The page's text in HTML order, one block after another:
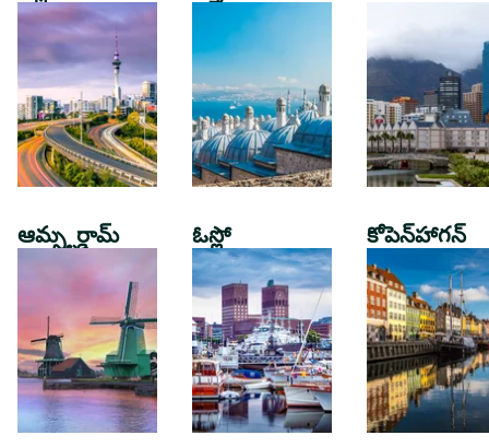
ఆమ్స్టర్డామ్ ఓస్లో కోపెన్‌హాగన్